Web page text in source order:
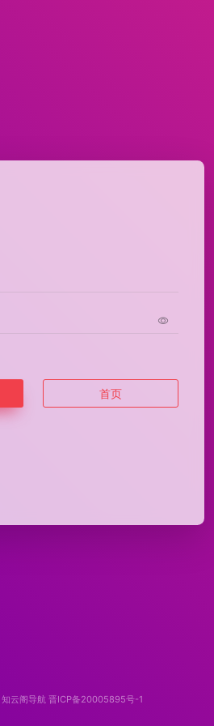
首页
知云阁导航 晋ICP备20005895号-1